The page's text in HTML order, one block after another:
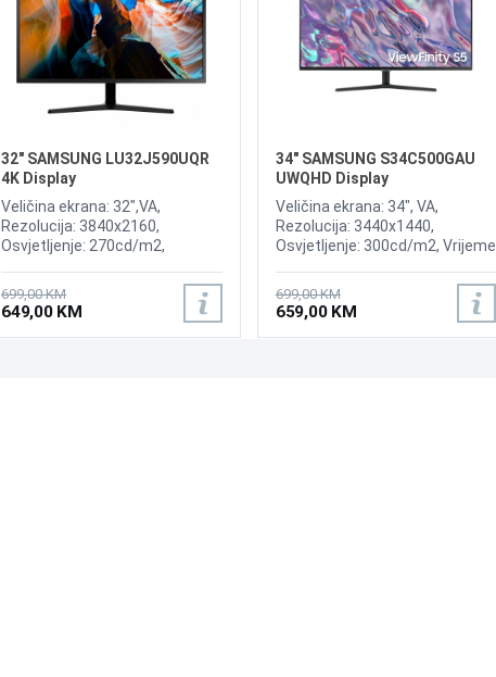
32" SAMSUNG LU32J590UQR
4K Display
Veličina ekrana: 32",VA,
Rezolucija: 3840x2160,
Osvjetljenje: 270cd/m2,
60Hz, AMD FreeSync, Vrijeme
odziva: 4 ms, Priključci: 2xHDMI,
Displayport
699,00 KM
649,00 KM
34" SAMSUNG S34C500GAU
UWQHD Display
Veličina ekrana: 34", VA,
Rezolucija: 3440x1440,
Osvjetljenje: 300cd/m2, Vrijeme
100Hz,AMD FreeSync, Priključci:
2xHDMI 2.0, DisplayPort
699,00 KM
659,00 KM